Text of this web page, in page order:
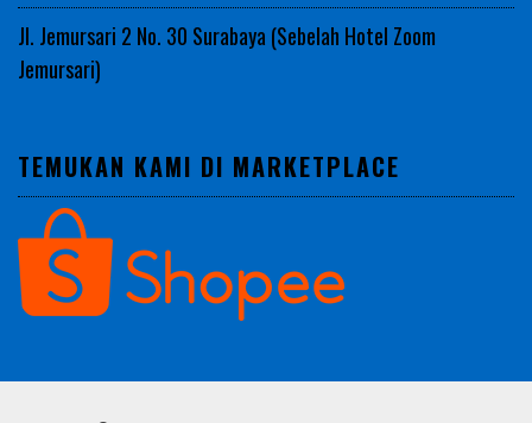
Jl. Jemursari 2 No. 30 Surabaya (Sebelah Hotel Zoom
Jemursari)
TEMUKAN KAMI DI MARKETPLACE